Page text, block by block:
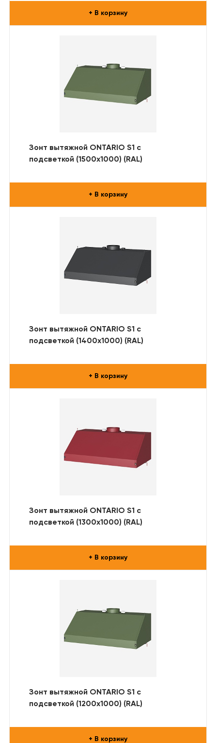
+ В корзину
Зонт вытяжной ONTARIO S1 с
подсветкой (1500x1000) (RAL)
+ В корзину
Зонт вытяжной ONTARIO S1 с
подсветкой (1400x1000) (RAL)
+ В корзину
Зонт вытяжной ONTARIO S1 с
подсветкой (1300x1000) (RAL)
+ В корзину
Зонт вытяжной ONTARIO S1 с
подсветкой (1200x1000) (RAL)
+ В корзину